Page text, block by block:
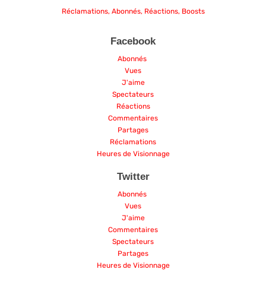
Réclamations, Abonnés, Réactions, Boosts
Facebook
Abonnés
Vues
J'aime
Spectateurs
Réactions
Commentaires
Partages
Réclamations
Heures de Visionnage
Twitter
Abonnés
Vues
J'aime
Commentaires
Spectateurs
Partages
Heures de Visionnage